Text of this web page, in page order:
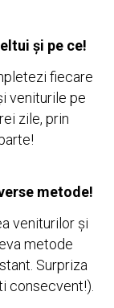
și pe ce!
fiecare
veniturile pe
zile, prin
metode!
veniturilor și
metode
Surpriza
consecvent!).